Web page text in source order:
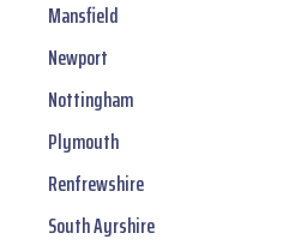
Mansfield
Newport
Nottingham
Plymouth
Renfrewshire
South Ayrshire